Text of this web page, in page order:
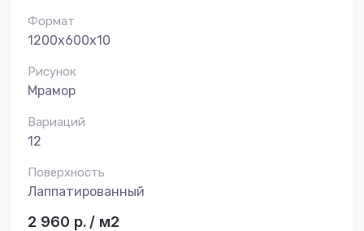
Формат
1200х600х10
Рисунок
Мрамор
Вариаций
12
Поверхность
Лаппатированный
2 960 р. / м2